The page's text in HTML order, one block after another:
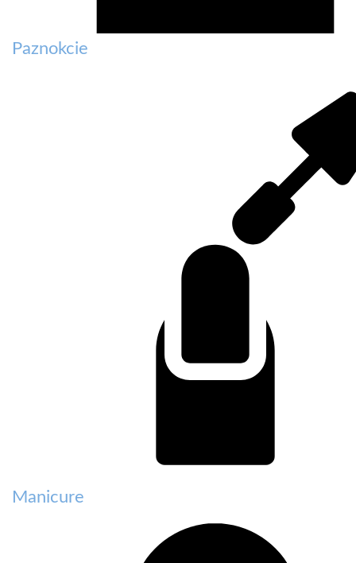
Paznokcie
Manicure